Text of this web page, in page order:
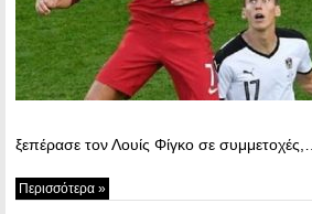
ξεπέρασε τον Λουίς Φίγκο σε συμμετοχές,…
Περισσότερα »